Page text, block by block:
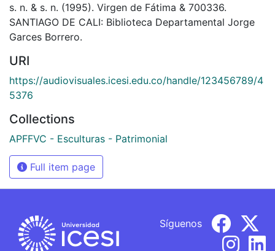
s. n. & s. n. (1995). Virgen de Fátima & 700336.
SANTIAGO DE CALI: Biblioteca Departamental Jorge
Garces Borrero.
URI
https://audiovisuales.icesi.edu.co/handle/123456789/4
5376
Collections
APFFVC - Esculturas - Patrimonial
Full item page
Síguenos